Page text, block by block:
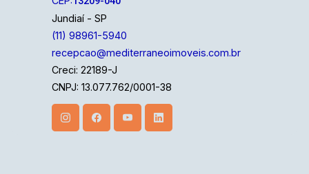
Jundiaí - SP
(11) 98961-5940
recepcao@mediterraneoimoveis.com.br
Creci: 22189-J
CNPJ: 13.077.762/0001-38